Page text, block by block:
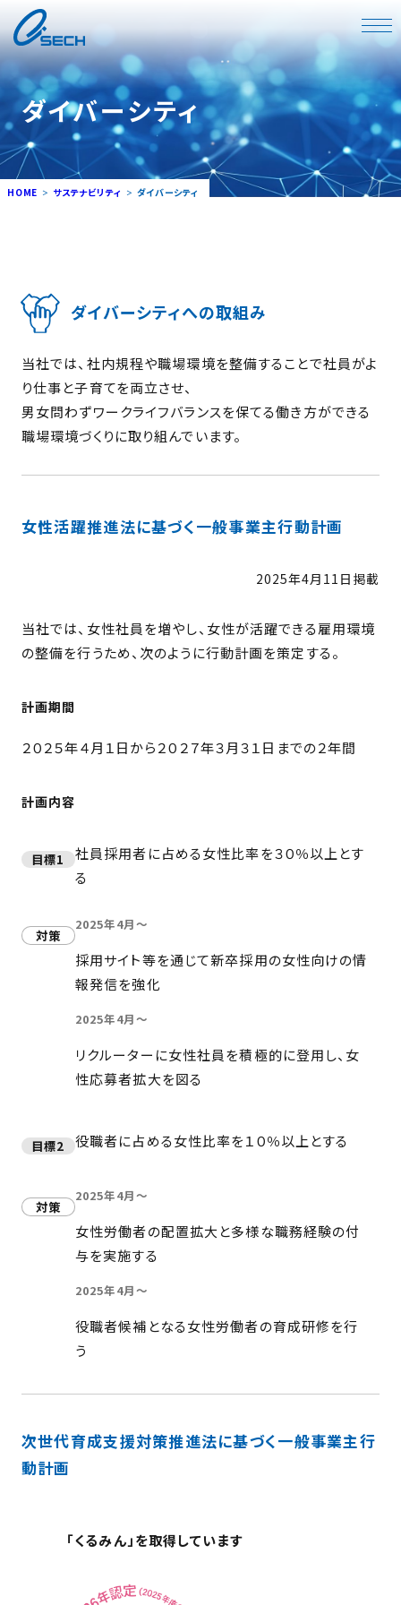
ダイバーシティ
HOME サステナビリティ ダイバーシティ
ダイバーシティへの取組み
当社では、社内規程や職場環境を整備することで社員がよ
り仕事と子育てを両立させ、
男女問わずワークライフバランスを保てる働き方ができる
職場環境づくりに取り組んでいます。
女性活躍推進法に基づく一般事業主行動計画
2025年4月11日掲載
当社では、女性社員を増やし、女性が活躍できる雇用環境
の整備を行うため、次のように行動計画を策定する。
計画期間
２０２５年４月１日から２０２７年３月３１日までの２年間
計画内容
目標1
社員採用者に占める女性比率を３０％以上とす
る
対策
2025年4月～
採用サイト等を通じて新卒採用の女性向けの情
報発信を強化
2025年4月～
リクルーターに女性社員を積極的に登用し、女
性応募者拡大を図る
目標2 役職者に占める女性比率を１０％以上とする
対策
2025年4月～
女性労働者の配置拡大と多様な職務経験の付
与を実施する
2025年4月～
役職者候補となる女性労働者の育成研修を行
う
次世代育成支援対策推進法に基づく一般事業主行
動計画
「くるみん」を取得しています